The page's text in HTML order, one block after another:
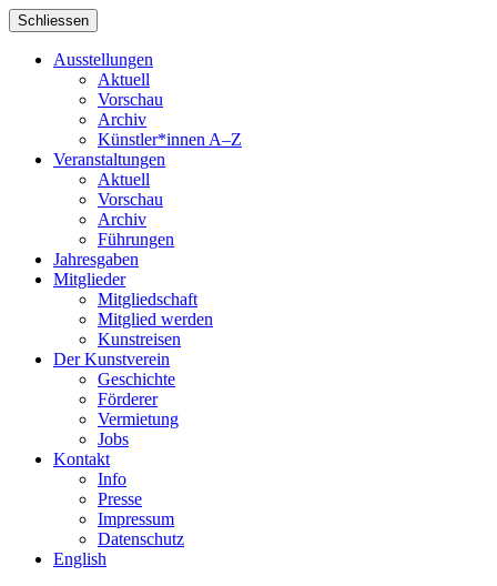
Schliessen
Ausstellungen
Aktuell
Vorschau
Archiv
Künstler*innen A–Z
Veranstaltungen
Aktuell
Vorschau
Archiv
Führungen
Jahresgaben
Mitglieder
Mitgliedschaft
Mitglied werden
Kunstreisen
Der Kunstverein
Geschichte
Förderer
Vermietung
Jobs
Kontakt
Info
Presse
Impressum
Datenschutz
English